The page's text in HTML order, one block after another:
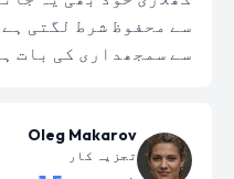
سے محفوظ شرط لگتی
سے سمجھداری کی بات
Oleg Makarov
تجزیہ کار